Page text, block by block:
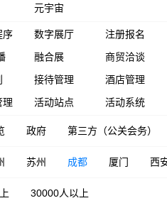
元宇宙
序 数字展厅 注册报名
融合展 商贸洽谈
接待管理 酒店管理
理 活动站点 活动系统
政府 第三方（公关会务）
苏州 成都 厦门 西
30000人以上